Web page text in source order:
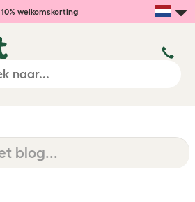
10% welkomskorting